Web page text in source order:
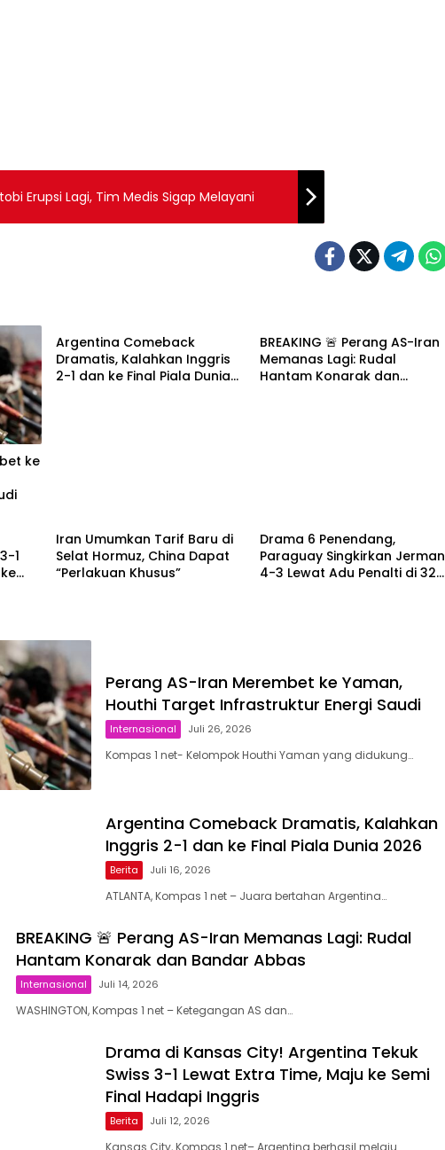
Erupsi Lagi, Tim Medis Sigap Melayani
ke
Argentina Comeback
Dramatis, Kalahkan Inggris
2-1 dan ke Final Piala Dunia
BREAKING 🚨 Perang AS-Iran
Memanas Lagi: Rudal
Hantam Konarak dan
1
Iran Umumkan Tarif Baru di
Selat Hormuz, China Dapat
“Perlakuan Khusus”
Drama 6 Penendang,
Paraguay Singkirkan Jerman
4-3 Lewat Adu Penalti di 32
Perang AS-Iran Merembet ke Yaman,
Houthi Target Infrastruktur Energi Saudi
Internasional Juli 26, 2026
Kompas 1 net- Kelompok Houthi Yaman yang didukung…
Argentina Comeback Dramatis, Kalahkan
Inggris 2-1 dan ke Final Piala Dunia 2026
Berita Juli 16, 2026
ATLANTA, Kompas 1 net – Juara bertahan Argentina…
BREAKING 🚨 Perang AS-Iran Memanas Lagi: Rudal
Hantam Konarak dan Bandar Abbas
Internasional Juli 14, 2026
WASHINGTON, Kompas 1 net – Ketegangan AS dan…
Drama di Kansas City! Argentina Tekuk
Swiss 3-1 Lewat Extra Time, Maju ke Semi
Final Hadapi Inggris
Berita Juli 12, 2026
Kansas City, Kompas 1 net– Argentina berhasil melaju…